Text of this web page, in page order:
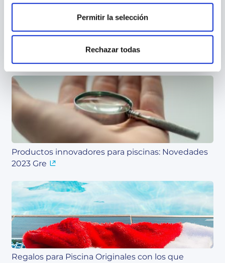
Permitir la selección
Rechazar todas
Productos innovadores para piscinas: Novedades
2023 Gre
Regalos para Piscina Originales con los que